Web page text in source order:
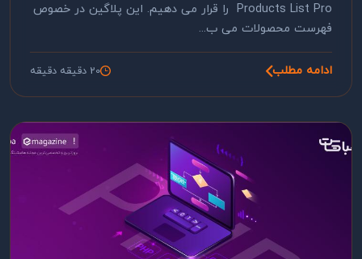
Products List Pro را قرار می دهیم. این پلاگین در خصوص
فهرست محصولات می ب...
ادامه مطلب 20 دقیقه دقیقه